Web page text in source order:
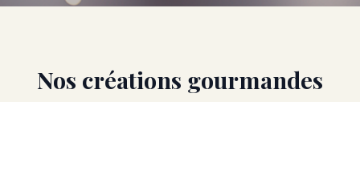
Nos créations gourmandes